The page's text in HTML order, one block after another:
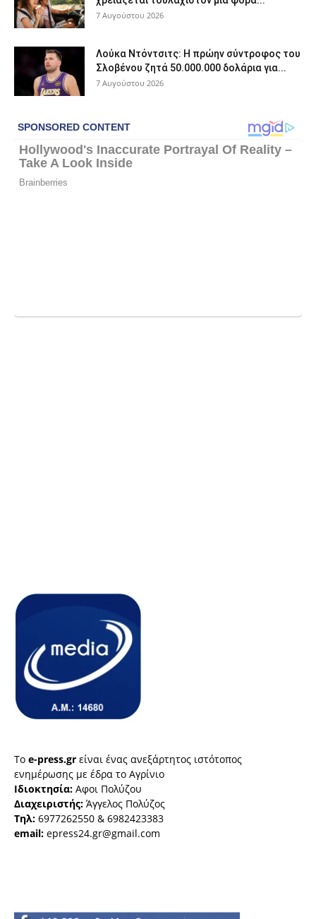
7 Αυγούστου 2026
Λούκα Ντόντσιτς: Η πρώην σύντροφος του
Σλοβένου ζητά 50.000.000 δολάρια για...
7 Αυγούστου 2026
Το e-press.gr είναι ένας ανεξάρτητος ιστότοπος
ενημέρωσης με έδρα το Αγρίνιο
Ιδιοκτησία: Αφοι Πολύζου
Διαχειριστής: Άγγελος Πολύζος
Τηλ: 6977262550 & 6982423383
email: epress24.gr@gmail.com